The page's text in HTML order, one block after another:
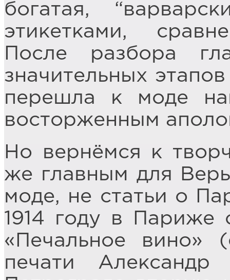
богатая,
этикетками,
После разбора
значительных
перешла к моде
восторженным
Но вернёмся к
же главным для
моде, не статьи о
1914 году в Париже
«Печальное вино»
печати